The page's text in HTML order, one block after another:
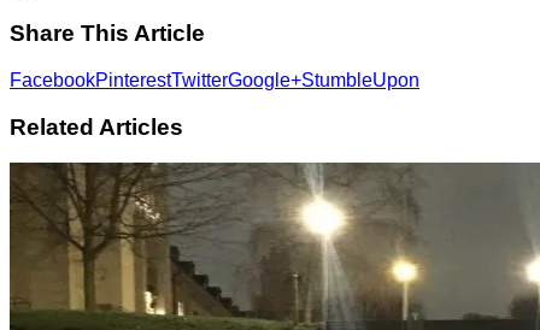
Share This Article
FacebookPinterestTwitterGoogle+StumbleUpon
Related Articles